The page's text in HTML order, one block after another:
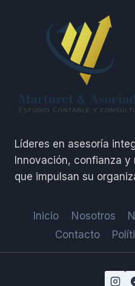
REGISTRADO)
Líderes en asesoría
Innovación, confianza
que impulsan su
Inicio Nosotros
Contacto